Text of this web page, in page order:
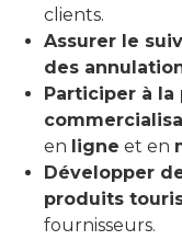
clients.
Assurer le
des
Participer à
en ligne et en
Développer
produits
fournisseurs.